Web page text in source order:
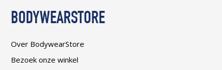
BODYWEARSTORE
Over BodywearStore
Bezoek onze winkel